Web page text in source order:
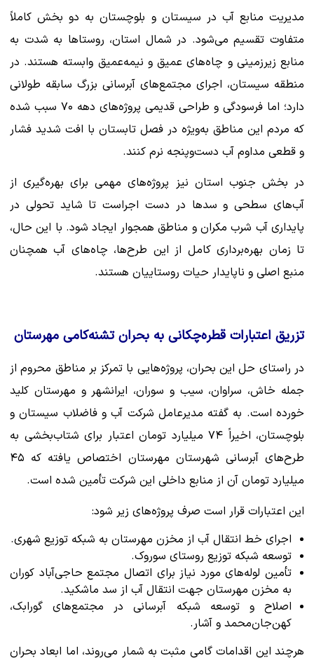
مدیریت منابع آب در سیستان و بلوچستان به دو بخش کاملاً
متفاوت تقسیم می‌شود. در شمال استان، روستاها به شدت به
منابع زیرزمینی و چاه‌های عمیق و نیمه‌عمیق وابسته هستند. در
منطقه سیستان، اجرای مجتمع‌های آبرسانی بزرگ سابقه طولانی
دارد؛ اما فرسودگی و طراحی قدیمی پروژه‌های دهه ۷۰ سبب شده
که مردم این مناطق به‌ویژه در فصل تابستان با افت شدید فشار
و قطعی مداوم آب دست‌وپنجه نرم کنند.
در بخش جنوب استان نیز پروژه‌های مهمی برای بهره‌گیری از
آب‌های سطحی و سدها در دست اجراست تا شاید تحولی در
پایداری آب شرب مکران و مناطق همجوار ایجاد شود. با این حال،
تا زمان بهره‌برداری کامل از این طرح‌ها، چاه‌های آب همچنان
منبع اصلی و ناپایدار حیات روستاییان هستند.
تزریق اعتبارات قطره‌چکانی به بحران تشنه‌کامی مهرستان
در راستای حل این بحران، پروژه‌هایی با تمرکز بر مناطق محروم از
جمله خاش، سراوان، سیب و سوران، ایرانشهر و مهرستان کلید
خورده است. به گفته مدیرعامل شرکت آب و فاضلاب سیستان و
بلوچستان، اخیراً ۷۴ میلیارد تومان اعتبار برای شتاب‌بخشی به
طرح‌های آبرسانی شهرستان مهرستان اختصاص یافته که ۴۵
میلیارد تومان آن از منابع داخلی این شرکت تأمین شده است.
این اعتبارات قرار است صرف پروژه‌های زیر شود:
اجرای خط انتقال آب از مخزن مهرستان به شبکه توزیع شهری.
توسعه شبکه توزیع روستای سوروک.
تأمین لوله‌های مورد نیاز برای اتصال مجتمع حاجی‌آباد کوران
به مخزن مهرستان جهت انتقال آب از سد ماشکید.
اصلاح و توسعه شبکه آبرسانی در مجتمع‌های گورابک،
کهن‌جان‌محمد و آشار.
هرچند این اقدامات گامی مثبت به شمار می‌روند، اما ابعاد بحران